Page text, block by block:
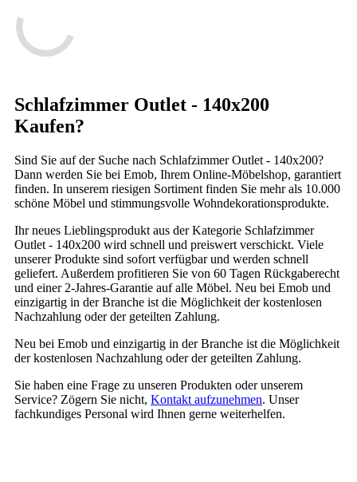
Schlafzimmer Outlet - 140x200
Kaufen?
Sind Sie auf der Suche nach Schlafzimmer Outlet - 140x200?
Dann werden Sie bei Emob, Ihrem Online-Möbelshop, garantiert
finden. In unserem riesigen Sortiment finden Sie mehr als 10.000
schöne Möbel und stimmungsvolle Wohndekorationsprodukte.
Ihr neues Lieblingsprodukt aus der Kategorie Schlafzimmer
Outlet - 140x200 wird schnell und preiswert verschickt. Viele
unserer Produkte sind sofort verfügbar und werden schnell
geliefert. Außerdem profitieren Sie von 60 Tagen Rückgaberecht
und einer 2-Jahres-Garantie auf alle Möbel. Neu bei Emob und
einzigartig in der Branche ist die Möglichkeit der kostenlosen
Nachzahlung oder der geteilten Zahlung.
Neu bei Emob und einzigartig in der Branche ist die Möglichkeit
der kostenlosen Nachzahlung oder der geteilten Zahlung.
Sie haben eine Frage zu unseren Produkten oder unserem
Service? Zögern Sie nicht, Kontakt aufzunehmen. Unser
fachkundiges Personal wird Ihnen gerne weiterhelfen.